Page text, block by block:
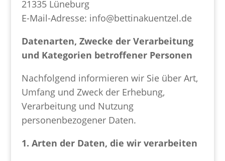
21335 Lüneburg
E-Mail-Adresse: info@bettinakuentzel.de
Datenarten, Zwecke der Verarbeitung
und Kategorien betroffener Personen
Nachfolgend informieren wir Sie über Art,
Umfang und Zweck der Erhebung,
Verarbeitung und Nutzung
personenbezogener Daten.
1. Arten der Daten, die wir verarbeiten